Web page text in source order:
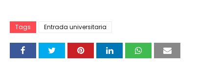
Tags Entrada universitaria